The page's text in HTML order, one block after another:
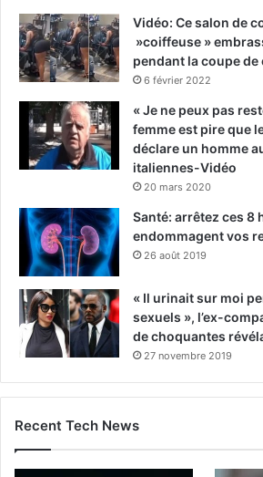
Vidéo: Ce salon de
»coiffeuse »
pendant la coupe de
6 février 2022
« Je ne peux pas
femme est pire que
déclare un homme
italiennes-Vidéo
20 mars 2020
Santé: arrêtez ces 8
endommagent vos
26 août 2019
« Il urinait sur moi
sexuels », l’ex-
de choquantes
27 novembre 2019
Recent Tech News